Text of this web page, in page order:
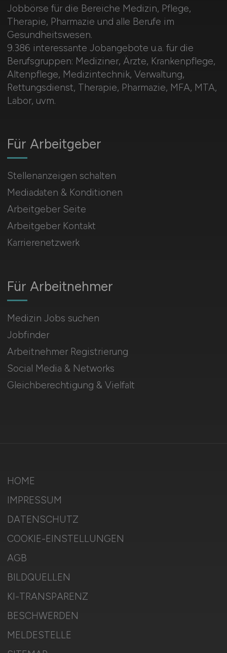
Jobbörse für die Bereiche Medizin, Pflege,
Therapie, Pharmazie und alle Berufe im
Gesundheitswesen.
9.386 interessante Jobangebote u.a. für die
Berufsgruppen: Mediziner, Ärzte, Krankenpflege,
Altenpflege, Medizintechnik, Verwaltung,
Rettungsdienst, Therapie, Pharmazie, MFA, MTA,
Labor, uvm.
Für Arbeitnehmer
Medizin Jobs suchen
Jobfinder
Arbeitnehmer Registrierung
Social Media & Networks
Gleichberechtigung & Vielfalt
Für Arbeitgeber
Stellenanzeigen schalten
Mediadaten & Konditionen
Arbeitgeber Seite
Arbeitgeber Kontakt
Karrierenetzwerk
HOME
IMPRESSUM
DATENSCHUTZ
COOKIE-EINSTELLUNGEN
AGB
BILDQUELLEN
KI-TRANSPARENZ
BESCHWERDEN
MELDESTELLE